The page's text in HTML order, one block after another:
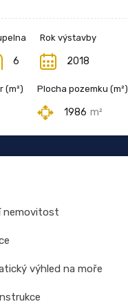
6
Rok výstavby
2018
(m²) Plocha pozemku (m²)
1986 m²
nemovitost
výhled na moře